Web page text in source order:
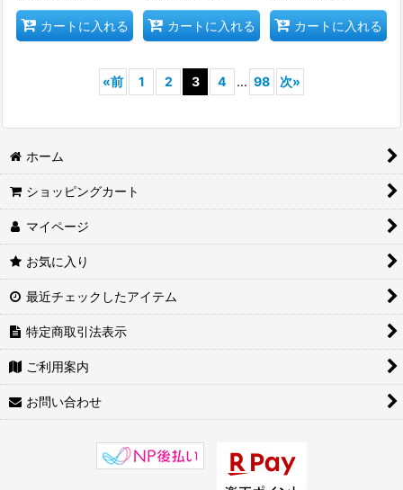
カートに入れる カートに入れる カートに入れる
«前 1 2 3 4 ... 98 次»
ホーム
ショッピングカート
マイページ
お気に入り
最近チェックしたアイテム
特定商取引法表示
ご利用案内
お問い合わせ